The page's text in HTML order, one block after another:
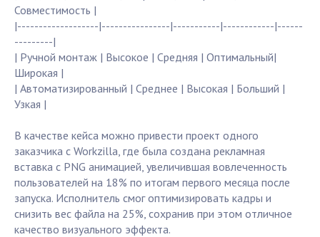
Совместимость |
|-------------------|----------------|-----------|------------|------
---------|
| Ручной монтаж | Высокое | Средняя | Оптимальный|
Широкая |
| Автоматизированный | Среднее | Высокая | Больший |
Узкая |
В качестве кейса можно привести проект одного
заказчика с Workzilla, где была создана рекламная
вставка с PNG анимацией, увеличившая вовлеченность
пользователей на 18% по итогам первого месяца после
запуска. Исполнитель смог оптимизировать кадры и
снизить вес файла на 25%, сохранив при этом отличное
качество визуального эффекта.